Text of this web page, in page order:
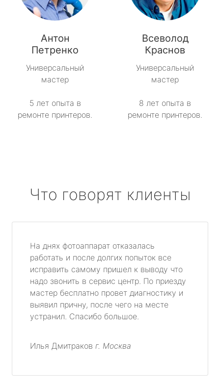
Антон
Петренко
Универсальный
мастер
5 лет опыта в
ремонте принтеров.
Всеволод
Краснов
Универсальный
мастер
8 лет опыта в
ремонте принтеров.
Что говорят клиенты
На днях фотоаппарат отказалась
работать и после долгих попыток все
исправить самому пришел к выводу что
надо звонить в сервис центр. По приезду
мастер бесплатно провет диагностику и
выявил причну, после чего на месте
устранил. Спасибо большое.
Илья Дмитраков г. Москва